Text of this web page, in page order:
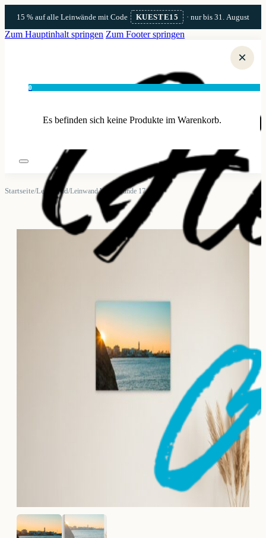
15 % auf alle Leinwände mit Code KUESTE15 · nur bis 31. August
Zum Hauptinhalt springen Zum Footer springen
0
Es befinden sich keine Produkte im Warenkorb.
×
Startseite/Leinwand/Leinwand Warnemünde 17